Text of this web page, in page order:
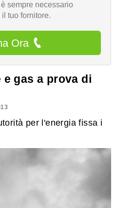
sempre necessario
tuo fornitore.
Ora
gas a prova di
per l'energia fissa i